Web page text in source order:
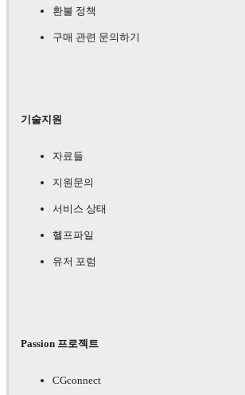
환불 정책
구매 관련 문의하기
기술지원
자료들
지원문의
서비스 상태
헬프파일
유저 포럼
Passion 프로젝트
CGconnect